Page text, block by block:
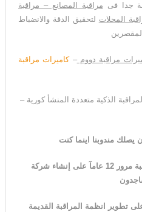
جدا فى مراقبة المصانع – مراقبة
المحلات لتحقيق الدقة والانضباط
مراقبة دووم–كاميرات مراقبة
الذكية متعددة المنشأ كورية –
يصلك مندوبنا اينما كنت
واحصل على خصم خاص بمناسبة مرور 12 عامآ على إنشاء شركة
تطوير انظمة المراقبة القديمة